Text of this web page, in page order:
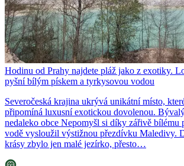
Hodinu od Prahy najdete pláž jako z exotiky.
pyšní bílým pískem a tyrkysovou vodou
Severočeská krajina ukrývá unikátní místo,
připomíná luxusní exotickou dovolenou.
nedaleko obce Nepomyšl si díky zářivě bílému
vodě vysloužil výstižnou přezdívku Maledivy.
krásy zbylo jen malé jezírko, přesto…